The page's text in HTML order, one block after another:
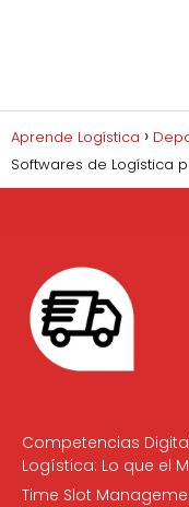
Aprende Logística
Softwares de Logística
Competencias
Logística: Lo que el
Time Slot